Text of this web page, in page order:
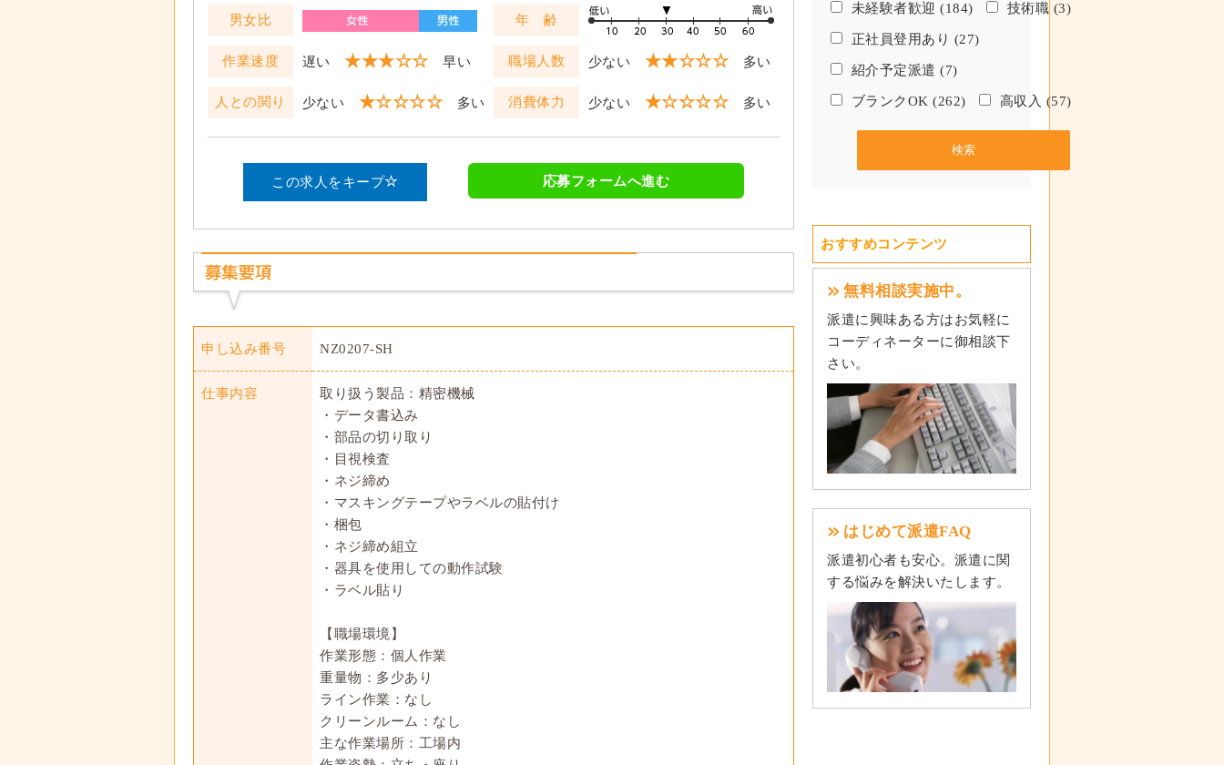
男女比 年 齢
作業速度 遅い★★★☆☆ 早い 職場人数 少ない ★★☆☆☆ 多い
人との関り 少ない ★☆☆☆☆ 多い 消費体力 少ない ★☆☆☆☆ 多い
この求人をキープ 応募フォームへ進む
申し込み番号 NZ0207-SH
仕事内容
取り扱う製品：精密機械
・データ書込み
・部品の切り取り
・目視検査
・ネジ締め
・マスキングテープやラベルの貼付け
・梱包
・ネジ締め組立
・器具を使用しての動作試験
・ラベル貼り
【職場環境】
作業形態：個人作業
重量物：多少あり
ライン作業：なし
クリーンルーム：なし
主な作業場所：工場内
未経験者歓迎 (184) 技術職 (3)
正社員登用あり (27)
紹介予定派遣 (7)
ブランクOK (262) 高収入 (57)
おすすめコンテンツ
無料相談実施中。
派遣に興味ある方はお気軽に
コーディネーターに御相談下
さい。
はじめて派遣FAQ
派遣初心者も安心。派遣に関
する悩みを解決いたします。